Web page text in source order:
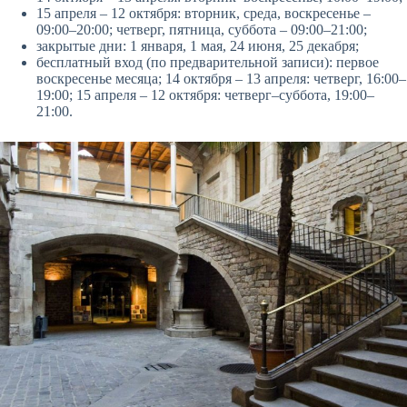
15 апреля – 12 октября: вторник, среда, воскресенье –
09:00–20:00; четверг, пятница, суббота – 09:00–21:00;
закрытые дни: 1 января, 1 мая, 24 июня, 25 декабря;
бесплатный вход (по предварительной записи): первое
воскресенье месяца; 14 октября – 13 апреля: четверг, 16:00–
19:00; 15 апреля – 12 октября: четверг–суббота, 19:00–
21:00.